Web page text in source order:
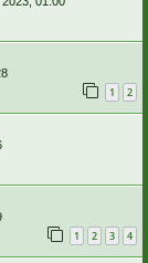
1 2
1 2 3 4